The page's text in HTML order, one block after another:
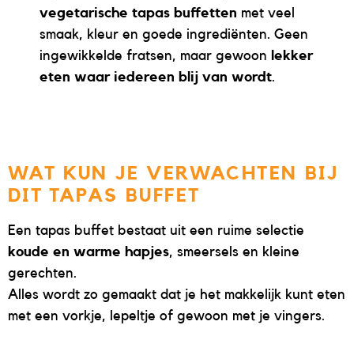
vegetarische tapas buffetten met veel
smaak, kleur en goede ingrediënten. Geen
ingewikkelde fratsen, maar gewoon lekker
eten waar iedereen blij van wordt.
WAT KUN JE VERWACHTEN BIJ
DIT TAPAS BUFFET
Een tapas buffet bestaat uit een ruime selectie
koude en warme hapjes, smeersels en kleine
gerechten.
Alles wordt zo gemaakt dat je het makkelijk kunt eten
met een vorkje, lepeltje of gewoon met je vingers.